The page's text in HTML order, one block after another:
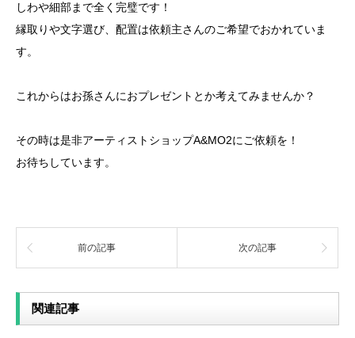
しわや細部まで全く完璧です！
縁取りや文字選び、配置は依頼主さんのご希望でおかれていま
す。
これからはお孫さんにおプレゼントとか考えてみませんか？
その時は是非アーティストショップA&MO2にご依頼を！
お待ちしています。
前の記事 次の記事
関連記事